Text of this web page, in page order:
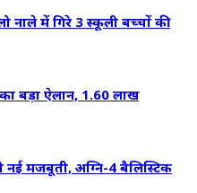
नाले में गिरे 3 स्कूली बच्चों की
का बड़ा ऐलान, 1.60 लाख
नई मजबूती, अग्नि-4 बैलिस्टिक